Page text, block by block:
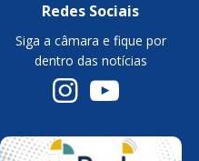
Redes Sociais
Siga a câmara e fique por
dentro das notícias